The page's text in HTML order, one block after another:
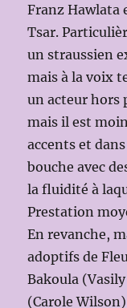
Franz Hawlata
Tsar.
un straussien
mais à la voix
un acteur hors
mais il est
accents et
bouche avec
la fluidité à
Prestation
En revanche,
adoptifs de
Bakoula
(Carole